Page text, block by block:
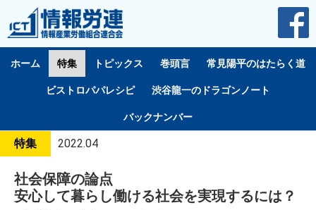
ホーム 特集 トピックス 巻頭言 常見陽平のはたらく道
ビストロパパレシピ 渋谷龍一のドラゴンノート
バックナンバー
特集 2022.04
社会保障の論点
安心して暮らし働ける社会を実現するには？